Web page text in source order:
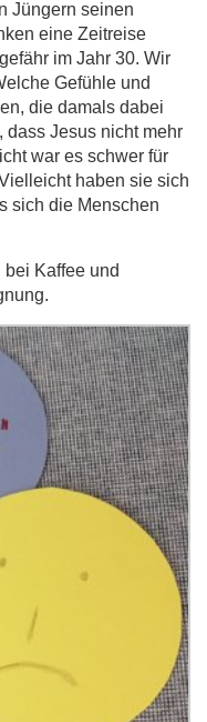
Jüngern seinen
eine Zeitreise
im Jahr 30. Wir
Gefühle und
die damals dabei
Jesus nicht mehr
war es schwer für
haben sie sich
sich die Menschen
Kaffee und